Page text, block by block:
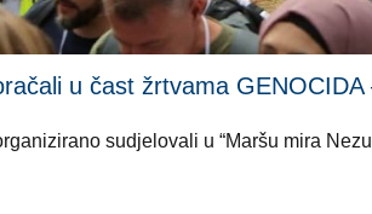
u čast žrtvama
sudjelovali u “Maršu mira